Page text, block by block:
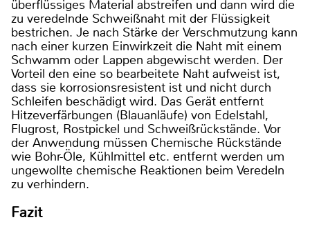
überflüssiges Material abstreifen und dann wird die
zu veredelnde Schweißnaht mit der Flüssigkeit
bestrichen. Je nach Stärke der Verschmutzung kann
nach einer kurzen Einwirkzeit die Naht mit einem
Schwamm oder Lappen abgewischt werden. Der
Vorteil den eine so bearbeitete Naht aufweist ist,
dass sie korrosionsresistent ist und nicht durch
Schleifen beschädigt wird. Das Gerät entfernt
Hitzeverfärbungen (Blauanläufe) von Edelstahl,
Flugrost, Rostpickel und Schweißrückstände. Vor
der Anwendung müssen Chemische Rückstände
wie Bohr-Öle, Kühlmittel etc. entfernt werden um
ungewollte chemische Reaktionen beim Veredeln
zu verhindern.
Fazit